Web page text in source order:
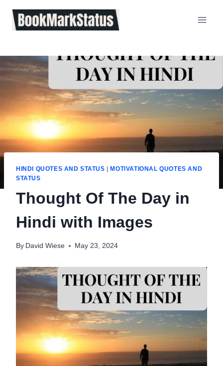
content
HINDI QUOTES AND STATUS |MOTIVATIONAL QUOTES AND
STATUS
Thought Of The Day in
Hindi with Images
By David Wiese May 23, 2024